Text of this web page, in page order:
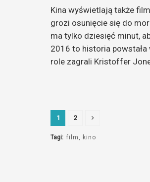
Kina wyświetlają także
grozi osunięcie się do
ma tylko dziesięć minut,
2016 to historia powstała
role zagrali Kristoffer
1 2
Tagi: film kino